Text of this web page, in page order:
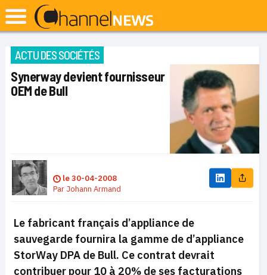
ACTU DES SOCIÉTÉS
Synerway devient fournisseur
OEM de Bull
le30-04-2008
Par Johann Armand
Le fabricant français d’appliance de
sauvegarde fournira la gamme de d’appliance
StorWay DPA de Bull. Ce contrat devrait
contribuer pour 10 à 20% de ses facturations